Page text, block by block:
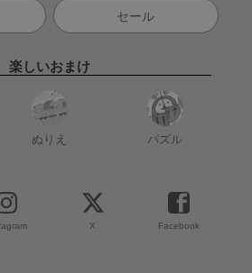
セール
楽しいおまけ
ぬりえ パズル
X Facebook